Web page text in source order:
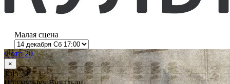
Малая сцена
Фото 20
×
1из 20